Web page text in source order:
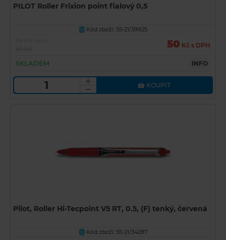
PILOT Roller Frixion point fialový 0,5
U Kód zboží: 55-21/39925
50 Kč s DPH
SKLADEM INFO
KOUPIT
Pilot, Roller Hi-Tecpoint V5 RT, 0.5, (F) tenký, červená
U Kód zboží: 55-21/34287